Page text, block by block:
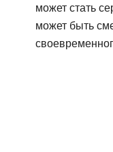
может стать
может быть